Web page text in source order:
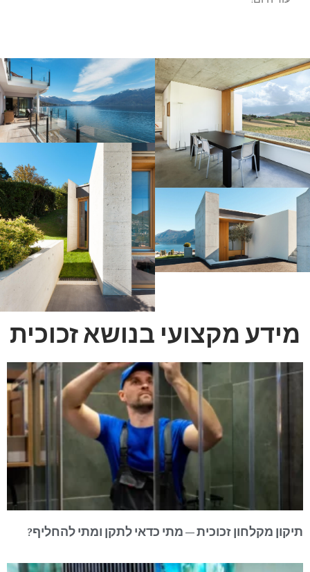
מידע מקצועי בנושא זכוכית
תיקון מקלחון זכוכית – מתי כדאי לתקן ומתי להחליף?